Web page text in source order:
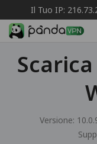
Il Tuo IP:
Versione: